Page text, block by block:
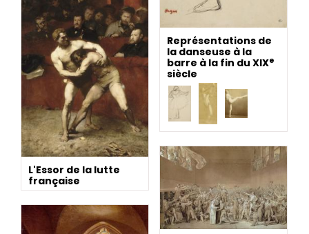
Représentations de
la danseuse à la
barre à la fin du XIXe
siècle
L'Essor de la lutte
française